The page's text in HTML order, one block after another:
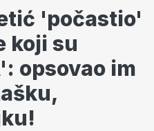
'počastio'
koji su
opsovao im